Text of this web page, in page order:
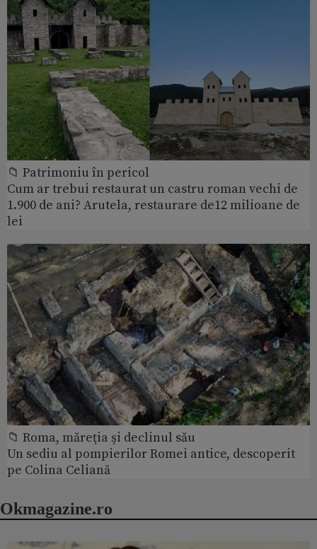
📁 Patrimoniu în pericol
Cum ar trebui restaurat un castru roman vechi de
1.900 de ani? Arutela, restaurare de12 milioane de
lei
📁 Roma, măreţia şi declinul său
Un sediu al pompierilor Romei antice, descoperit
pe Colina Celiană
Okmagazine.ro